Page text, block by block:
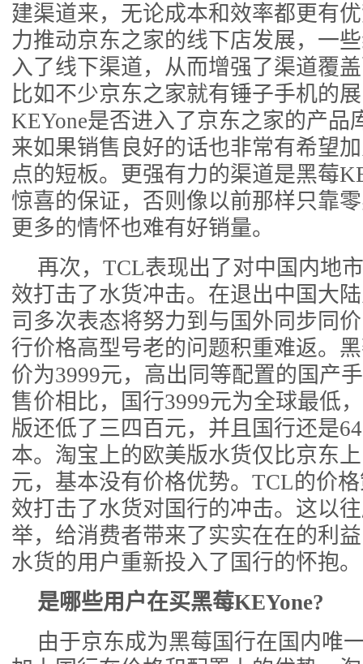
建渠道来，无论成本和效率都更有
力推动京东之家的线下店发展，一
入了线下渠道，从而增强了渠道覆
比如不少京东之家就有锤子手机的
KEYone是否进入了京东之家的产品
来如果销售良好的话也非常有希望
点的短板。更强有力的渠道是黑莓
惊喜的保证，否则像以前那样只靠
更多的情怀也难有好销量。
再次，TCL表现出了对中国内地
效打击了水货冲击。在退出中国大
司多次表态将努力到与国外同步同
行价格高型号老的问题积重难返。
价为3999元，高出同等配置的国产
售价相比，国行3999元为全球最低
版还低了三四百元，并且国行还是
本。淘宝上的欧美版水货仅比京东
元，基本没有价格优势。TCL的价
效打击了水货对国行的冲击。这以
举，给消费者带来了实实在在的利
水货的用户重新投入了国行的怀抱。
是哪些用户在买黑莓KEYone?
由于京东成为黑莓国行在国内唯